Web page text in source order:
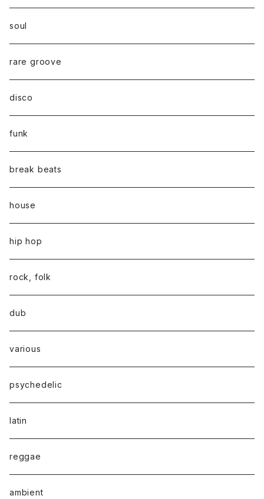
soul
rare groove
disco
funk
break beats
house
hip hop
rock, folk
dub
various
psychedelic
latin
reggae
ambient